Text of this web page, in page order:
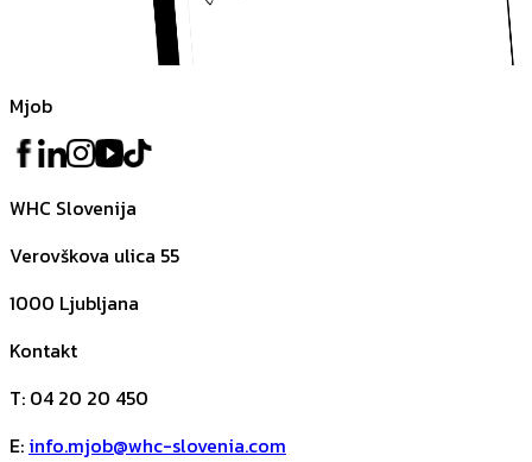
Mjob
WHC Slovenija
Verovškova ulica 55
1000 Ljubljana
Kontakt
T: 04 20 20 450
E: info.mjob@whc-slovenia.com